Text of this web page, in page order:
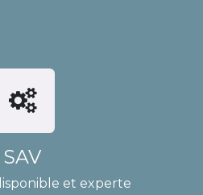
SAV
et experte